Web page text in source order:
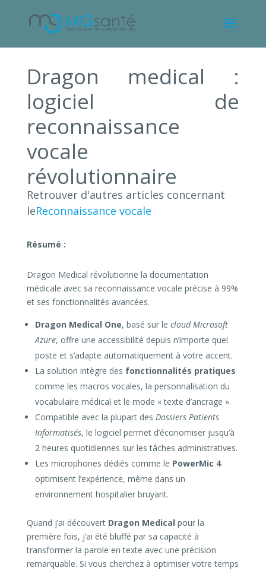
Dragon medical :
logiciel de
reconnaissance
vocale
révolutionnaire
Retrouver d'autres articles concernant
leReconnaissance vocale
Résumé :
Dragon Medical révolutionne la documentation
médicale avec sa reconnaissance vocale précise à 99%
et ses fonctionnalités avancées.
Dragon Medical One, basé sur le cloud Microsoft
Azure, offre une accessibilité depuis n’importe quel
poste et s’adapte automatiquement à votre accent.
La solution intègre des fonctionnalités pratiques
comme les macros vocales, la personnalisation du
vocabulaire médical et le mode « texte d’ancrage ».
Compatible avec la plupart des Dossiers Patients
Informatisés, le logiciel permet d’économiser jusqu’à
2 heures quotidiennes sur les tâches administratives.
Les microphones dédiés comme le PowerMic 4
optimisent l’expérience, même dans un
environnement hospitalier bruyant.
Quand j’ai découvert Dragon Medical pour la
première fois, j’ai été bluffé par sa capacité à
transformer la parole en texte avec une précision
remarquable. Si vous cherchez à optimiser votre temps